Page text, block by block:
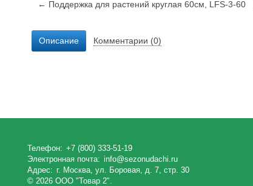
← Поддержка для растений круглая 60см, LFS-3-60
Описание Комментарии (0)
Телефон: +7 (800) 333-51-19
Электронная почта: info@sezonudachi.ru
Адрес: г. Москва, ул. Боровая, д. 7, стр. 30
© 2026 ООО "Товар 2".